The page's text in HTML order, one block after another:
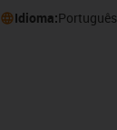
Idioma:Português